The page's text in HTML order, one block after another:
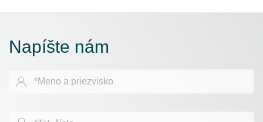
Napíšte nám